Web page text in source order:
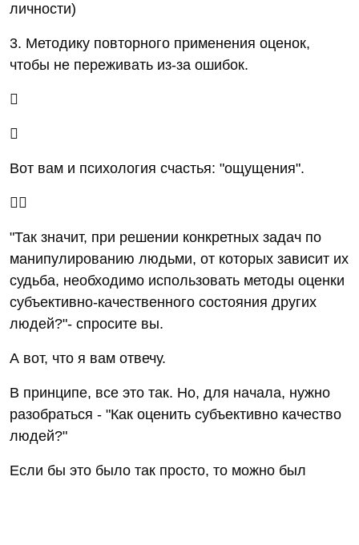
личности)
3. Методику повторного применения оценок,
чтобы не переживать из-за ошибок.


Вот вам и психология счастья: "ощущения".

"Так значит, при решении конкретных задач по
манипулированию людьми, от которых зависит их
судьба, необходимо использовать методы оценки
субъективно-качественного состояния других
людей?"- спросите вы.
А вот, что я вам отвечу.
В принципе, все это так. Но, для начала, нужно
разобраться - "Как оценить субъективно качество
людей?"
Если бы это было так просто, то можно был